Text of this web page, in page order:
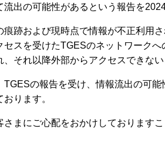
て
器が鳴ったとき
法
き
に対応するエコジョーズ
ル電化住宅の比較
ネ
較する
電力
て
ション
資料請求
誌
報
流出の可能性があるという報告を
跡および現時点で情報が不正利用
セスを受けたTGESのネットワーク
、それ以降外部からアクセスできな
の報告を受け、情報流出の可能
ります。
まにご心配をおかけしております